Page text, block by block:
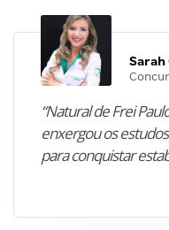
Sarah
“Natural de Frei
enxergou os
para conquistar